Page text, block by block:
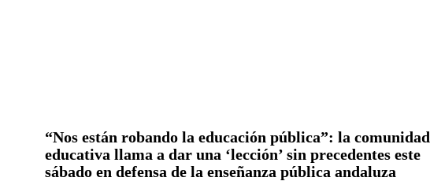
“Nos están robando la educación pública”: la comunidad
educativa llama a dar una ‘lección’ sin precedentes este
sábado en defensa de la enseñanza pública andaluza